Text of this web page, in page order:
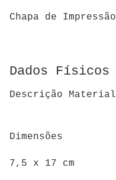
Chapa de Impressão
Dados Físicos
Descrição Material
Dimensões
7,5 x 17 cm